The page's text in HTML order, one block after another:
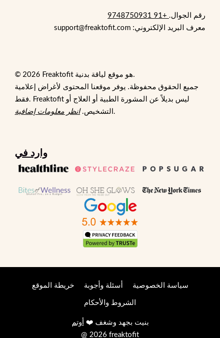
رقم الجوال. +91 9748750931
معرف البريد الإلكتروني: support@freaktofit.com
© 2026 Freaktofit هو موقع لياقة بدنية.
جميع الحقوق محفوظة. يوفر موقعنا المحتوى لأغراض إعلامية
فقط. Freaktofit ليس بديلاً عن المشورة الطبية أو العلاج أو
التشخيص.انظر معلومات إضافية .
وارد في
خريطة الموقع أسئلة وأجوبة سياسة الخصوصية
الشروط والأحكام
بنيت بجهد وشغف ❤️ أوتم
@ 2026 freaktofit